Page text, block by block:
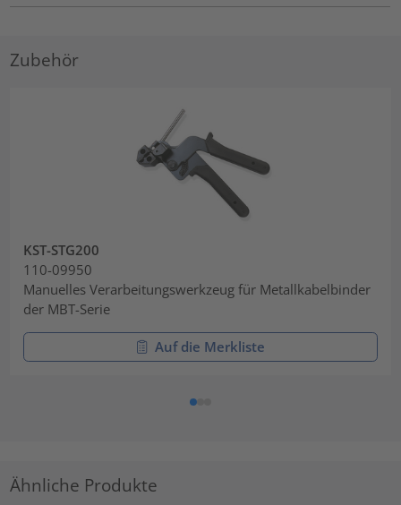
Zubehör
KST-STG200
110-09950
Manuelles Verarbeitungswerkzeug für Metallkabelbinder
der MBT-Serie
Auf die Merkliste
Ähnliche Produkte